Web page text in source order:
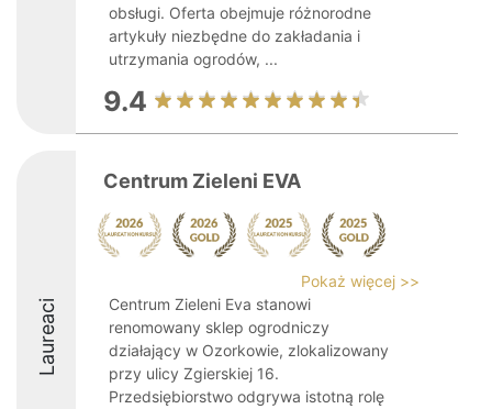
obsługi. Oferta obejmuje różnorodne
artykuły niezbędne do zakładania i
utrzymania ogrodów, ...
9.4
Laureaci
Centrum Zieleni EVA
Pokaż więcej >>
Centrum Zieleni Eva stanowi
renomowany sklep ogrodniczy
działający w Ozorkowie, zlokalizowany
przy ulicy Zgierskiej 16.
Przedsiębiorstwo odgrywa istotną rolę